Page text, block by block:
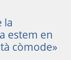
la
estem en
còmode»